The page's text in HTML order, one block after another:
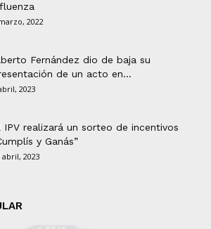
2022
Fernández dio de baja su
de un acto en...
2023
IPV realizará un sorteo de incentivos
y Ganás”
abril, 2023